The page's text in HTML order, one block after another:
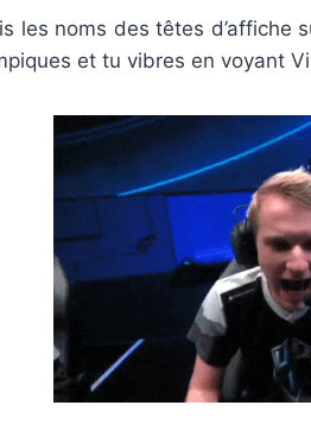
les noms des têtes
et tu vibres en voyant